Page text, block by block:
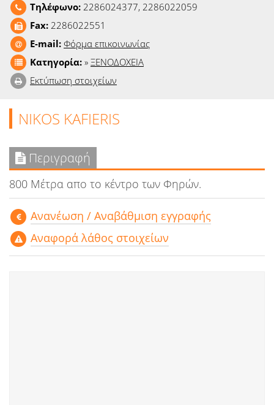
Τηλέφωνο: 2286024377, 2286022059
Fax: 2286022551
E-mail: Φόρμα επικοινωνίας
Κατηγορία: » ΞΕΝΟΔΟΧΕΙΑ
Εκτύπωση στοιχείων
NIKOS KAFIERIS
Περιγραφή
800 Μέτρα απο το κέντρο των Φηρών.
Aνανέωση / Αναβάθμιση εγγραφής
Αναφορά λάθος στοιχείων